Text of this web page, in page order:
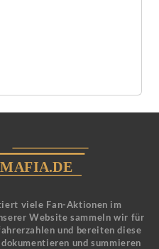
viele Fan-Aktionen im
Website sammeln wir für
und bereiten diese
und summieren